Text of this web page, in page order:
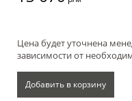
Цена будет уточнена
зависимости от
Добавить в корзину